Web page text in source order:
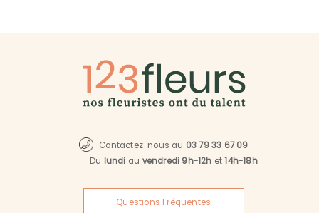
Contactez-nous au 03 79 33 67 09
Du lundi au vendredi 9h-12h et14h-18h
Questions Fréquentes